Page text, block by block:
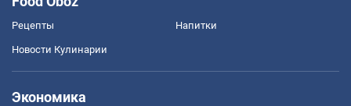
Рецепты Напитки
Новости Кулинарии
Экономика